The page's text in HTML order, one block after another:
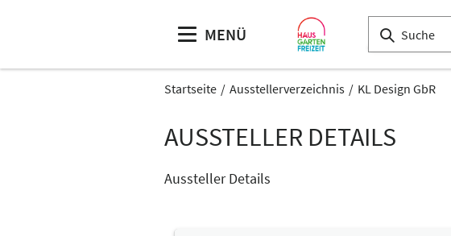
MENÜ
Startseite Ausstellerverzeichnis KL Design GbR
AUSSTELLER DETAILS
Aussteller Details